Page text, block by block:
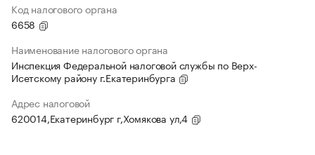
Код налогового органа
6658
Наименование налогового органа
Инспекция Федеральной налоговой службы по Верх-
Исетскому району г.Екатеринбурга
Адрес налоговой
620014,Екатеринбург г,Хомякова ул,4